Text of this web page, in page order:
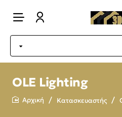
OLE Lighting
Κατασκευαστής